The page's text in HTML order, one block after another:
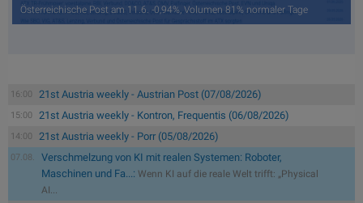
Österreichische Post am 11.6. -0,94%, Volumen 81% normaler Tage
16:00 21st Austria weekly - Austrian Post (07/08/2026)
15:00 21st Austria weekly - Kontron, Frequentis (06/08/2026)
14:00 21st Austria weekly - Porr (05/08/2026)
07.08.
Verschmelzung von KI mit realen Systemen: Roboter,
Maschinen und Fa...: Wenn KI auf die reale Welt trifft: „Physical
AI...